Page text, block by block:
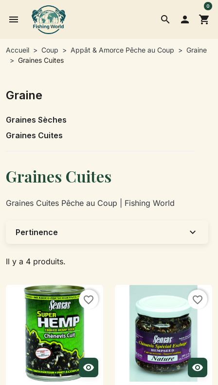
search
menu  shopping_cart
0
Accueil Coup Appât & Amorce Pêche au Coup
Graine
Graines Cuites
Graine
Graines Sèches
Graines Cuites
Graines Cuites
Graines Cuites Pêche au Coup | Fishing World
Il y a 4 produits.
Pertinence expand_more

favorite_border

favorite_border